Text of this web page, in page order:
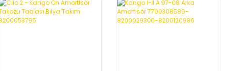
Sepete Ekle Sepete Ekle